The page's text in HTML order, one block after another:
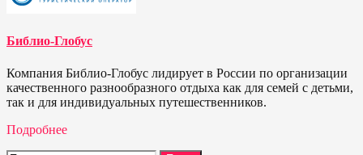
Библио-Глобус
Компания Библио-Глобус лидирует в России по организации
качественного разнообразного отдыха как для семей с детьми,
так и для индивидуальных путешественников.
Подробнее